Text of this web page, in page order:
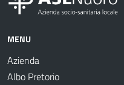
MENU
Azienda
Albo Pretorio